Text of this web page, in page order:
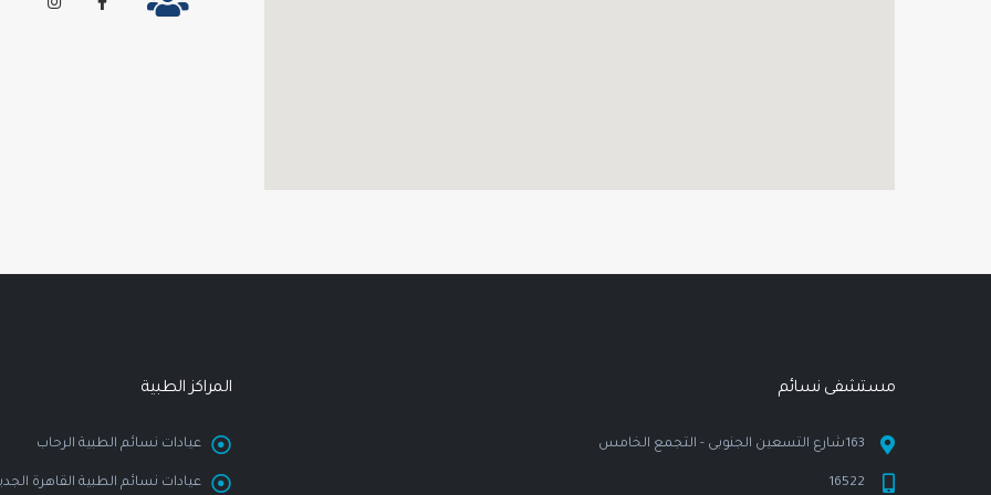
مستشفى نسـائم
163شارع التسعين الجنوبى - التجمع الخامس
16522
المراكز الطبية
عيادات نسائم الطبية الرحاب
عيادات نسائم الطبية القاهرة